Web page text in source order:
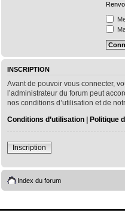
INSCRIPTION
Avant de pouvoir vous connecter,
l’administrateur du forum peut
nos conditions d’utilisation et de
Conditions d’utilisation | Politique
Inscription
Index du forum